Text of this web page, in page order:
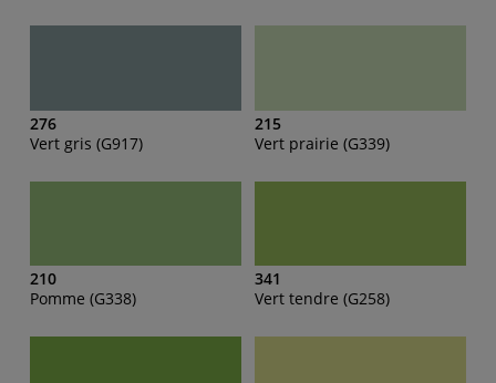
276
Vert gris (G917)
215
Vert prairie (G339)
210
Pomme (G338)
341
Vert tendre (G258)